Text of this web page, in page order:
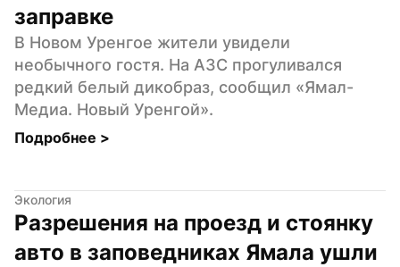
заправке
В Новом Уренгое жители увидели
необычного гостя. На АЗС прогуливался
редкий белый дикобраз, сообщил «Ямал-
Медиа. Новый Уренгой».
Подробнее >
Экология
Разрешения на проезд и стоянку
авто в заповедниках Ямала ушли